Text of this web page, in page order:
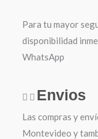
Para tu mayor
disponibilidad
WhatsApp
Envios
Las compras y
Montevideo y